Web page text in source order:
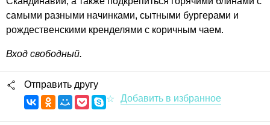
самыми разными начинками, сытными бургерами и
рождественскими кренделями с коричным чаем.
Вход свободный.
Отправить другу